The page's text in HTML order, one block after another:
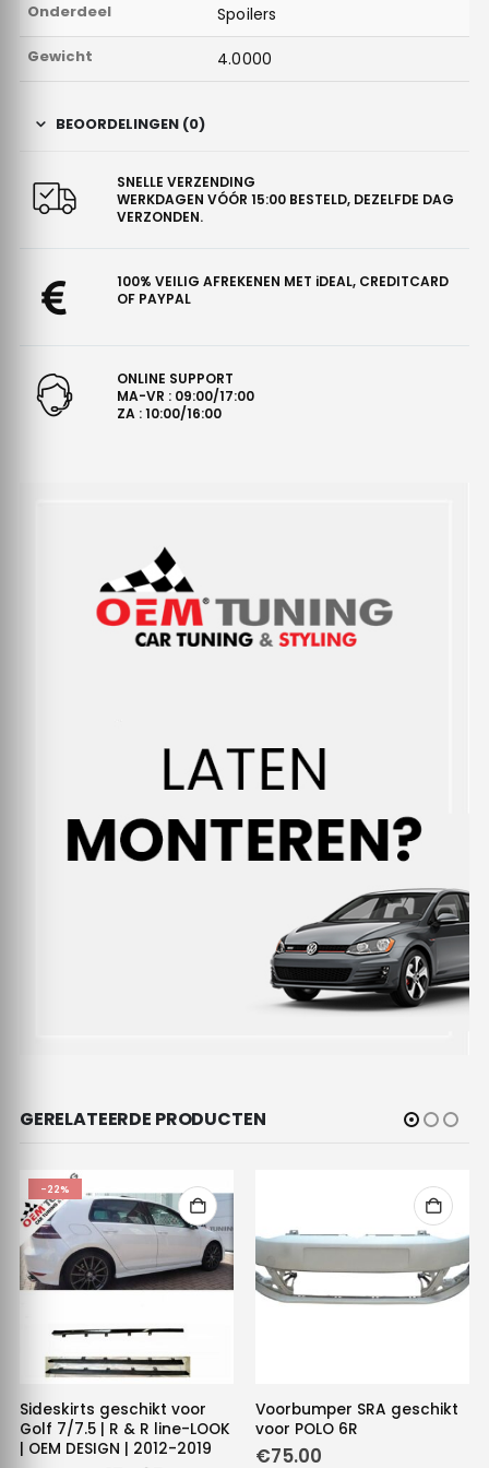
Onderdeel Spoilers
Gewicht 4.0000
BEOORDELINGEN (0)
SNELLE VERZENDING
WERKDAGEN VÓÓR 15:00 BESTELD, DEZELFDE DAG
VERZONDEN.
100% VEILIG AFREKENEN MET iDEAL, CREDITCARD
OF PAYPAL
ONLINE SUPPORT
MA-VR : 09:00/17:00
ZA : 10:00/16:00
GERELATEERDE PRODUCTEN
-22%
Sideskirts geschikt voor
Golf 7/7.5 | R & R line-LOOK
| OEM DESIGN | 2012-2019
Voorbumper SRA geschikt
voor POLO 6R
€75.00